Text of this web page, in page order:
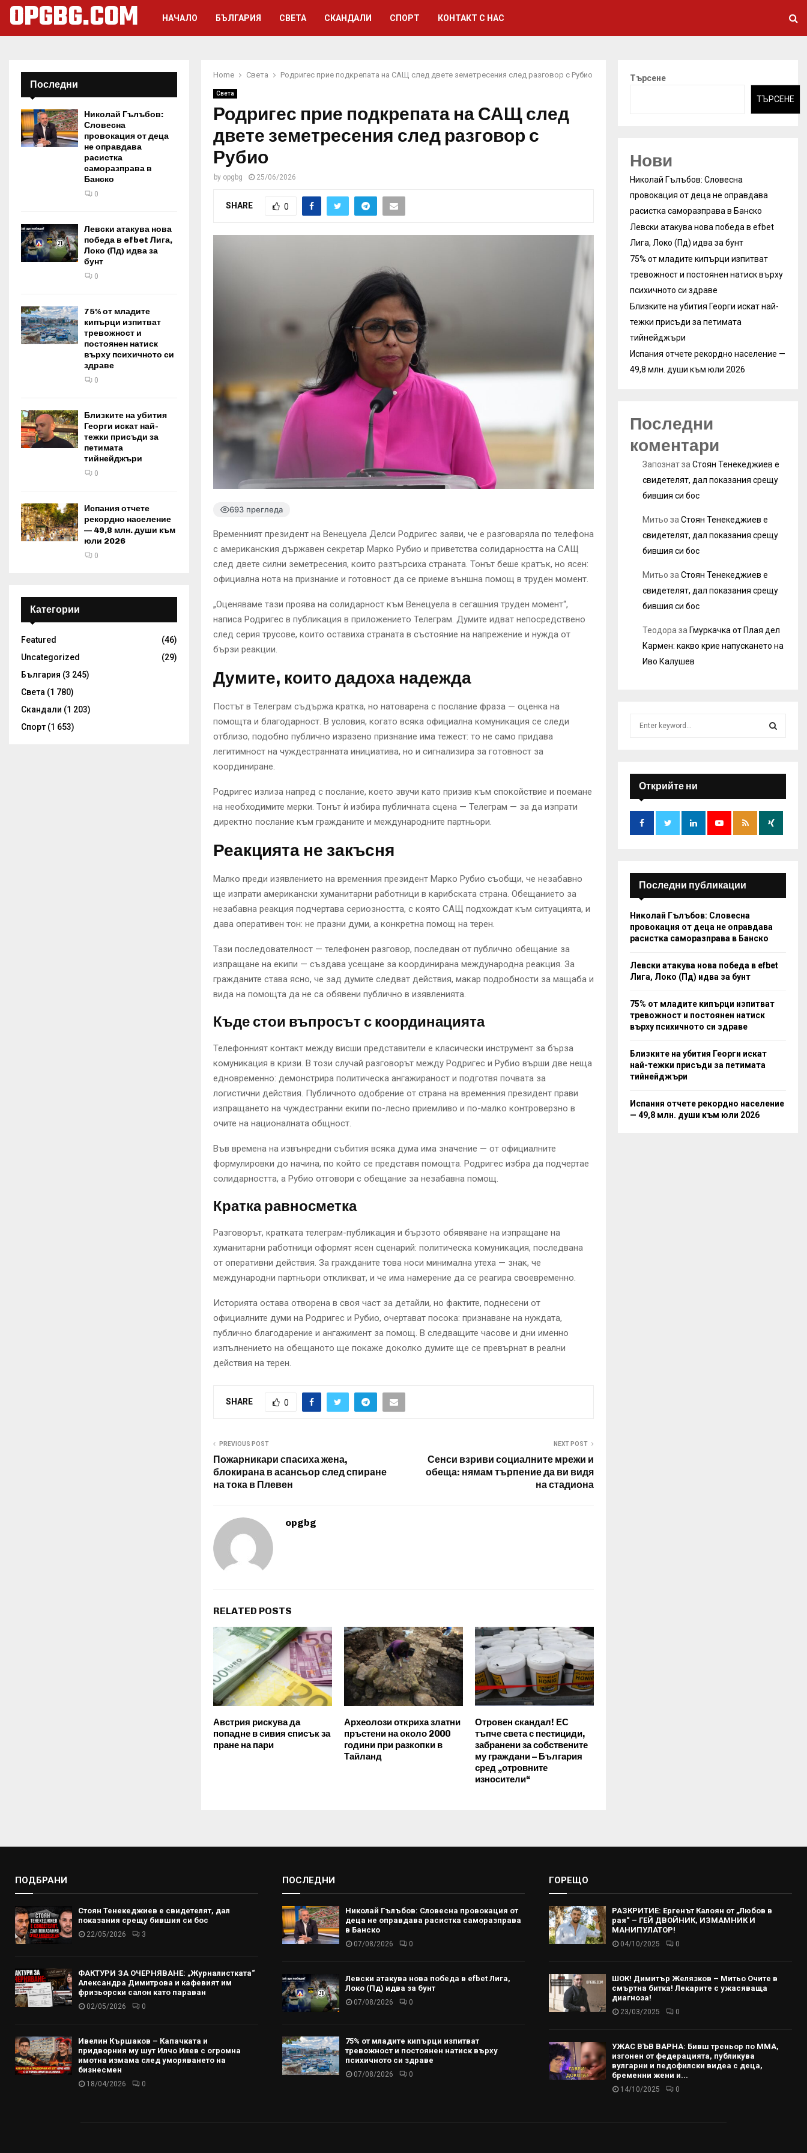
OPGBG.COM НАЧАЛО БЪЛГАРИЯ СВЕТА СКАНДАЛИ СПОРТ КОНТАКТ С НАС
Home Света Родригес прие подкрепата на САЩ след двете земетресения след разговор с Рубио
Света
Родригес прие подкрепата на САЩ след
двете земетресения след разговор с
Рубио
by opgbg 25/06/2026
SHARE 0
693 прегледа
Временният президент на Венецуела Делси Родригес заяви, че е разговаряла по телефона
с американския държавен секретар Марко Рубио и приветства солидарността на САЩ
след двете силни земетресения, които разтърсиха страната. Тонът беше кратък, но ясен:
официална нота на признание и готовност да се приеме външна помощ в труден момент.
„Оценяваме тази проява на солидарност към Венецуела в сегашния труден момент“,
написа Родригес в публикация в приложението Телеграм. Думите идват непосредствено
след серия трусове, които оставиха страната в състояние на напрежение и нужда от
бързи реакции.
Думите, които дадоха надежда
Постът в Телеграм съдържа кратка, но натоварена с послание фраза — оценка на
помощта и благодарност. В условия, когато всяка официална комуникация се следи
отблизо, подобно публично изразено признание има тежест: то не само придава
легитимност на чуждестранната инициатива, но и сигнализира за готовност за
координиране.
Родригес излиза напред с послание, което звучи като призив към спокойствие и поемане
на необходимите мерки. Тонът ѝ избира публичната сцена — Телеграм — за да изпрати
директно послание към гражданите и международните партньори.
Реакцията не закъсня
Малко преди изявлението на временния президент Марко Рубио съобщи, че незабавно
ще изпрати американски хуманитарни работници в карибската страна. Обещанието за
незабавна реакция подчертава сериозността, с която САЩ подхождат към ситуацията, и
дава оперативен тон: не празни думи, а конкретна помощ на терен.
Тази последователност — телефонен разговор, последван от публично обещание за
изпращане на екипи — създава усещане за координирана международна реакция. За
гражданите става ясно, че зад думите следват действия, макар подробности за мащаба и
вида на помощта да не са обявени публично в изявленията.
Къде стои въпросът с координацията
Телефонният контакт между висши представители е класически инструмент за бърза
комуникация в кризи. В този случай разговорът между Родригес и Рубио върши две неща
едновременно: демонстрира политическа ангажираност и подготвя почвата за
логистични действия. Публичното одобрение от страна на временния президент прави
изпращането на чуждестранни екипи по-лесно приемливо и по-малко контроверзно в
очите на националната общност.
Във времена на извънредни събития всяка дума има значение — от официалните
формулировки до начина, по който се представя помощта. Родригес избра да подчертае
солидарността, а Рубио отговори с обещание за незабавна помощ.
Кратка равносметка
Разговорът, кратката телеграм-публикация и бързото обявяване на изпращане на
хуманитарни работници оформят ясен сценарий: политическа комуникация, последвана
от оперативни действия. За гражданите това носи минимална утеха — знак, че
международни партньори откликват, и че има намерение да се реагира своевременно.
Историята остава отворена в своя част за детайли, но фактите, поднесени от
официалните думи на Родригес и Рубио, очертават посока: признаване на нуждата,
публично благодарение и ангажимент за помощ. В следващите часове и дни именно
изпълнението на обещаното ще покаже доколко думите ще се превърнат в реални
действия на терен.
SHARE 0
PREVIOUS POST
Пожарникари спасиха жена,
блокирана в асансьор след спиране
на тока в Плевен
NEXT POST
Сенси взриви социалните мрежи и
обеща: нямам търпение да ви видя
на стадиона
opgbg
RELATED POSTS
Австрия рискува да
попадне в сивия списък за
пране на пари
Археолози откриха златни
пръстени на около 2000
години при разкопки в
Тайланд
Отровен скандал! ЕС
тъпче света с пестициди,
забранени за собствените
му граждани – България
сред „отровните
износители“
Последни
Николай Гълъбов:
Словесна
провокация от деца
не оправдава
расистка
саморазправа в
Банско
0
Левски атакува нова
победа в efbet Лига,
Локо (Пд) идва за
бунт
0
75% от младите
кипърци изпитват
тревожност и
постоянен натиск
върху психичното си
здраве
0
Близките на убития
Георги искат най-
тежки присъди за
петимата
тийнейджъри
0
Испания отчете
рекордно население
— 49,8 млн. души към
юли 2026
0
Категории
Featured
(46)
Uncategorized
(29)
България (3 245)
Света (1 780)
Скандали (1 203)
Спорт (1 653)
Търсене
ТЪРСЕНЕ
Нови
Николай Гълъбов: Словесна
провокация от деца не оправдава
расистка саморазправа в Банско
Левски атакува нова победа в efbet
Лига, Локо (Пд) идва за бунт
75% от младите кипърци изпитват
тревожност и постоянен натиск върху
психичното си здраве
Близките на убития Георги искат най-
тежки присъди за петимата
тийнейджъри
Испания отчете рекордно население —
49,8 млн. души към юли 2026
Последни
коментари
Запознатза Стоян Тенекеджиев е
свидетелят, дал показания срещу
бившия си бос
Митьо за Стоян Тенекеджиев е
свидетелят, дал показания срещу
бившия си бос
Митьо за Стоян Тенекеджиев е
свидетелят, дал показания срещу
бившия си бос
Теодора за Гмуркачка от Плая дел
Кармен: какво крие напускането на
Иво Калушев
:
E
A
R
Открийте ни
Последни публикации
Николай Гълъбов: Словесна
провокация от деца не оправдава
расистка саморазправа в Банско
Левски атакува нова победа в efbet
Лига, Локо (Пд) идва за бунт
75% от младите кипърци изпитват
тревожност и постоянен натиск
върху психичното си здраве
Близките на убития Георги искат
най-тежки присъди за петимата
тийнейджъри
Испания отчете рекордно население
— 49,8 млн. души към юли 2026
ПОДБРАНИ
Стоян Тенекеджиев е свидетелят, дал
показания срещу бившия си бос
22/05/2026 3
ФАКТУРИ ЗА ОЧЕРНЯВАНЕ: „Журналистката“
Александра Димитрова и кафевият им
фризьорски салон като параван
02/05/2026 0
Ивелин Кършаков – Капачката и
придворния му шут Илчо Илев с огромна
имотна измама след уморяването на
бизнесмен
18/04/2026 0
ПОСЛЕДНИ
Николай Гълъбов: Словесна провокация от
деца не оправдава расистка саморазправа
в Банско
07/08/2026 0
Левски атакува нова победа в efbet Лига,
Локо (Пд) идва за бунт
07/08/2026 0
75% от младите кипърци изпитват
тревожност и постоянен натиск върху
психичното си здраве
07/08/2026 0
ГОРЕЩО
РАЗКРИТИЕ: Ергенът Калоян от „Любов в
рая“ – ГЕЙ ДВОЙНИК, ИЗМАМНИК И
МАНИПУЛАТОР!
04/10/2025 0
ШОК! Димитър Желязков – Митьо Очите в
смъртна битка! Лекарите с ужасяваща
диагноза!
23/03/2025 0
УЖАС ВЪВ ВАРНА: Бивш треньор по ММА,
изгонен от федерацията, публикува
вулгарни и педофилски видеа с деца,
бременни жени и...
14/10/2025 0